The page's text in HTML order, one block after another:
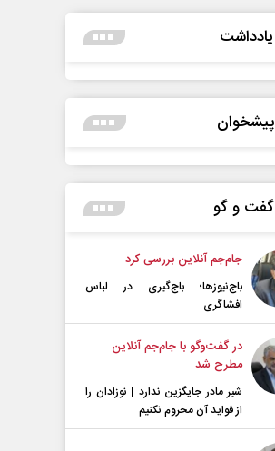
یادداشت
پیشخوان
گفت و گو
جام‌جم آنلاین بررسی کرد
باج‌نیوزها؛ باج‌گیری در لباس
افشاگری
در گفت‌و‌گو با جام‌جم آنلاین
مطرح شد
شیر مادر جایگزین ندارد | نوزادان را
از فواید آن محروم نکنیم